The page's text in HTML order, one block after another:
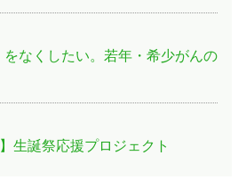
をなくしたい。若年・希少がんの
生誕祭応援プロジェクト